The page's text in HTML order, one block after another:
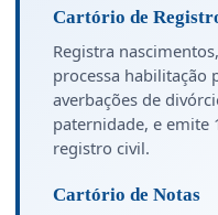
Cartório de
Registra
processa habilitação
averbações de
paternidade, e emite
registro civil.
Cartório de Notas